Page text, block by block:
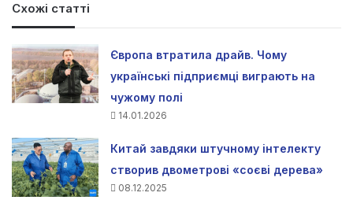
Схожі статті
Європа втратила драйв. Чому
українські підприємці виграють на
чужому полі
14.01.2026
Китай завдяки штучному інтелекту
створив двометрові «соєві дерева»
08.12.2025